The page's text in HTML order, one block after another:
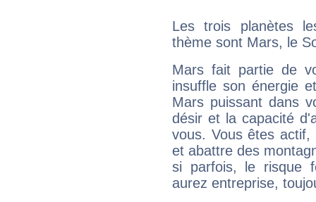
Les trois planètes
thème sont Mars, le
Mars fait partie de
insuffle son énergie
Mars puissant dans
désir et la capacité
vous. Vous êtes
et abattre des
si parfois, le risque
aurez entreprise,